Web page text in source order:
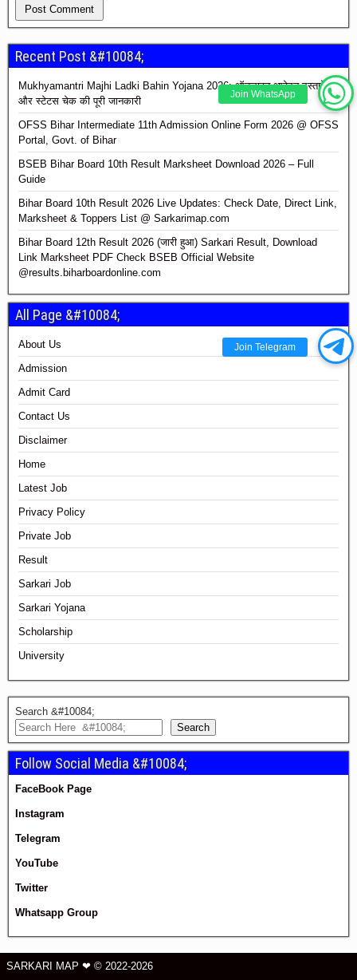
Join WhatsApp
Join Telegram
Recent Post &#10084;
Mukhyamantri Majhi Ladki Bahin Yojana 2026: ऑनलाइन आवेदन,दस्तावेज
और स्टेटस चेक की पूरी जानकारी
OFSS Bihar Intermediate 11th Admission Online Form 2026 @ OFSS
Portal, Govt. of Bihar
BSEB Bihar Board 10th Result Marksheet Download 2026 – Full
Guide
Bihar Board 10th Result 2026 Live Updates: Check Date, Direct Link,
Marksheet & Toppers List @ Sarkarimap.com
Bihar Board 12th Result 2026 (जारी हुआ) Sarkari Result, Download
Link Marksheet PDF Check BSEB Official Website
@results.biharboardonline.com
All Page &#10084;
About Us
Admission
Admit Card
Contact Us
Disclaimer
Home
Latest Job
Privacy Policy
Private Job
Result
Sarkari Job
Sarkari Yojana
Scholarship
University
Search &#10084;
Search
Follow Social Media &#10084;
FaceBook Page
Instagram
Telegram
YouTube
Twitter
Whatsapp Group
SARKARI MAP ❤ © 2022-2026